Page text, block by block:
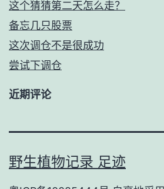
这个猜猜第二天怎么走？
备忘几只股票
这次调仓不是很成功
尝试下调仓
近期评论
野生植物记录 足迹